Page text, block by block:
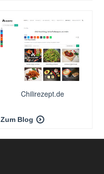
Chilirezept.de
Zum Blog